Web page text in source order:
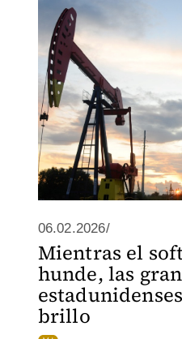
06.02.2026/
Mientras el
hunde, las
brillo